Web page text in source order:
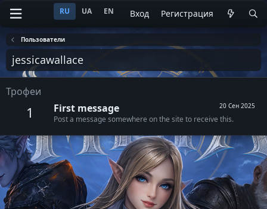
RU UA EN Вход Регистрация
Пользователи
jessicawallace
Трофеи
1 20 Сен 2025
First message
Post a message somewhere on the site to receive this.